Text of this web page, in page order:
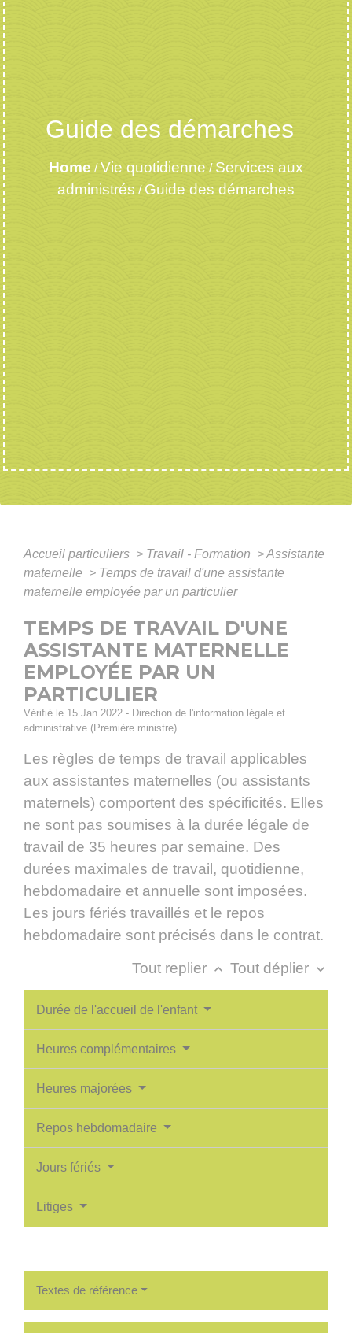
Guide des démarches
Home /Vie quotidienne / Services aux
administrés / Guide des démarches
Accueil particuliers > Travail - Formation >Assistante
maternelle > Temps de travail d'une assistante
maternelle employée par un particulier
TEMPS DE TRAVAIL D'UNE
ASSISTANTE MATERNELLE
EMPLOYÉE PAR UN
PARTICULIER
Vérifié le 15 Jan 2022 - Direction de l'information légale et
administrative (Première ministre)
Les règles de temps de travail applicables
aux assistantes maternelles (ou assistants
maternels) comportent des spécificités. Elles
ne sont pas soumises à la durée légale de
travail de 35 heures par semaine. Des
durées maximales de travail, quotidienne,
hebdomadaire et annuelle sont imposées.
Les jours fériés travaillés et le repos
hebdomadaire sont précisés dans le contrat.
Tout replier keyboard_arrow_up Tout déplier keyboard_arrow_down
Durée de l'accueil de l'enfant
Heures complémentaires
Heures majorées
Repos hebdomadaire
Jours fériés
Litiges
Textes de référence